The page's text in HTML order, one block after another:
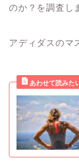
のか？を調査し
アディダスのマ